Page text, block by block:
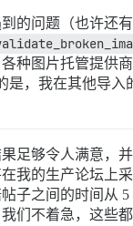
的问题（也许还有
种图片托管提供
是，我在其他导入
足够令人满意，
我的生产论坛上
子之间的时间从 5
我们不着急，这些